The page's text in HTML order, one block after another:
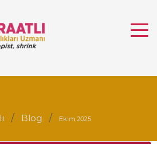
Blog Ekim 2025